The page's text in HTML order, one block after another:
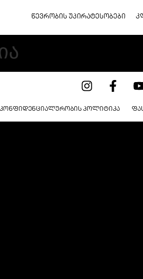
ᲬᲔᲕᲠᲝᲑᲘᲡ ᲣᲞᲘᲠᲐᲢᲔᲡᲝᲑᲔᲑᲘ
ᲙᲝᲜᲤᲘᲓᲔᲜᲪᲘᲐᲚᲣᲠᲝᲑᲘᲡ ᲞᲝᲚᲘᲢᲘᲙᲐ ​